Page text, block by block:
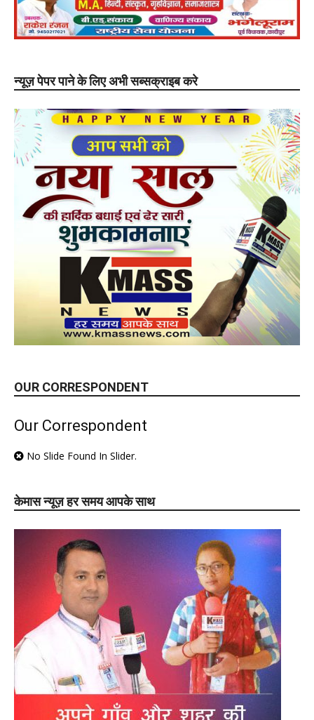
न्यूज़ पेपर पाने के लिए अभी सब्सक्राइब करे
OUR CORRESPONDENT
Our Correspondent
No Slide Found In Slider.
केमास न्यूज़ हर समय आपके साथ